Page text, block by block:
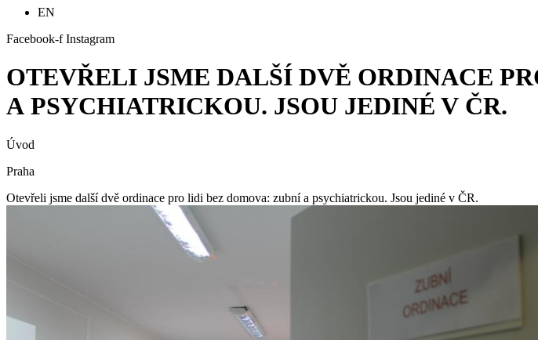
EN
Facebook-f Instagram
OTEVŘELI JSME DALŠÍ DVĚ ORDINACE
A PSYCHIATRICKOU. JSOU JEDINÉ V ČR.
Úvod
Praha
Otevřeli jsme další dvě ordinace pro lidi bez domova: zubní a psychiatrickou. Jsou jediné v ČR.